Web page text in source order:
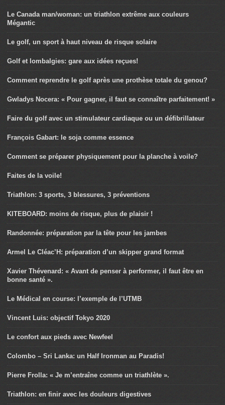
Le Canada man/woman: un triathlon extrême aux couleurs
Mégantic
Le golf, un sport à haut niveau de risque solaire
Golf et lombalgies: gare aux idées reçues!
Comment reprendre le golf après une prothèse totale du genou?
Gwladys Nocera: « Pour gagner, il faut se connaître parfaitement! »
Faire du golf avec un stimulateur cardiaque ou un défibrillateur
François Gabart: le soja comme essence
Comment se préparer physiquement pour la planche à voile?
Faites de la voile!
Triathlon: 3 sports, 3 blessures, 3 préventions
KITEBOARD: moins de risque, plus de plaisir !
Randonnée: préparation par la tête pour les jambes
Armel Le Cléac’H: préparation d’un skipper grand format
Xavier Thévenard: « Avant de penser à performer, il faut être en
bonne santé ».
Le Médical en course: l’exemple de l’UTMB
Vincent Luis: objectif Tokyo 2020
Le confort aux pieds avec Newfeel
Colombo – Sri Lanka: un Half Ironman au Paradis!
Pierre Frolla: « Je m’entraîne comme un triathlète ».
Triathlon: en finir avec les douleurs digestives